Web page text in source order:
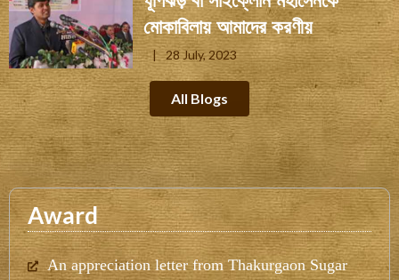
মোকাবিলায় আমাদের করণীয়
28 July, 2023
All Blogs
Award
An appreciation letter from Thakurgaon Sugar